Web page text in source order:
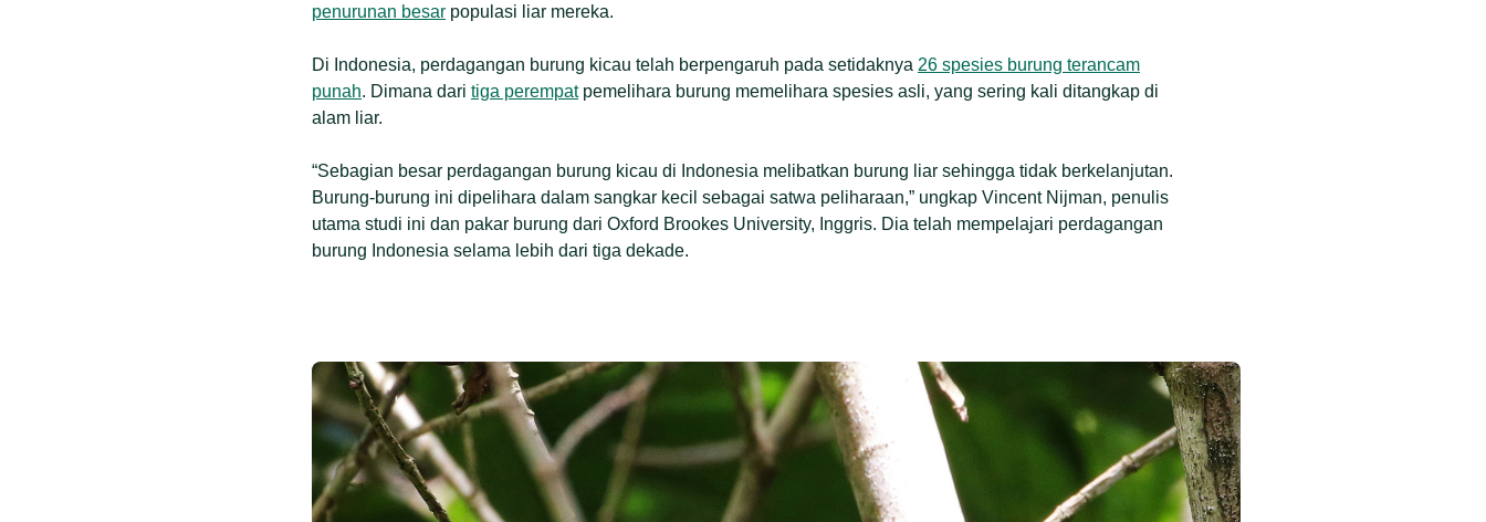
penurunan besar populasi liar mereka.
Di Indonesia, perdagangan burung kicau telah berpengaruh pada setidaknya 26 spesies burung terancam
punah. Dimana dari tiga perempatpemelihara burung memelihara spesies asli, yang sering kali ditangkap di
alam liar.
“Sebagian besar perdagangan burung kicau di Indonesia melibatkan burung liar sehingga tidak berkelanjutan.
Burung-burung ini dipelihara dalam sangkar kecil sebagai satwa peliharaan,” ungkap Vincent Nijman, penulis
utama studi ini dan pakar burung dari Oxford Brookes University, Inggris. Dia telah mempelajari perdagangan
burung Indonesia selama lebih dari tiga dekade.